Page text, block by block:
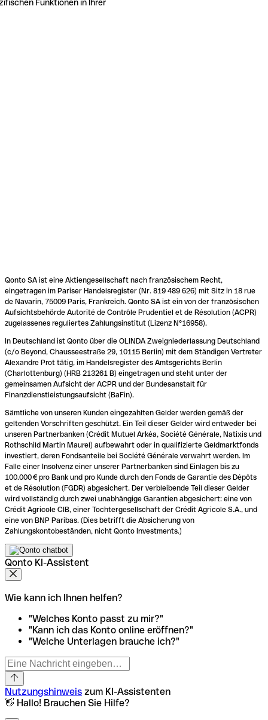
Funktionen in Ihrer
Qonto SA ist eine Aktiengesellschaft nach französischem Recht,
eingetragen im Pariser Handelsregister (Nr. 819 489 626) mit Sitz in 18 rue
de Navarin, 75009 Paris, Frankreich. Qonto SA ist ein von der französischen
Aufsichtsbehörde Autorité de Contrôle Prudentiel et de Résolution (ACPR)
zugelassenes reguliertes Zahlungsinstitut (Lizenz N°16958).
In Deutschland ist Qonto über die OLINDA Zweigniederlassung Deutschland
(c/o Beyond, Chausseestraße 29, 10115 Berlin) mit dem Ständigen Vertreter
Alexandre Prot tätig, im Handelsregister des Amtsgerichts Berlin
(Charlottenburg) (HRB 213261 B) eingetragen und steht unter der
gemeinsamen Aufsicht der ACPR und der Bundesanstalt für
Finanzdienstleistungsaufsicht (BaFin).
Sämtliche von unseren Kunden eingezahlten Gelder werden gemäß der
geltenden Vorschriften geschützt. Ein Teil dieser Gelder wird entweder bei
unseren Partnerbanken (Crédit Mutuel Arkéa, Société Générale, Natixis und
Rothschild Martin Maurel) aufbewahrt oder in qualifizierte Geldmarktfonds
investiert, deren Fondsanteile bei Société Générale verwahrt werden. Im
Falle einer Insolvenz einer unserer Partnerbanken sind Einlagen bis zu
100.000 € pro Bank und pro Kunde durch den Fonds de Garantie des Dépôts
et de Résolution (FGDR) abgesichert. Der verbleibende Teil dieser Gelder
wird vollständig durch zwei unabhängige Garantien abgesichert: eine von
Crédit Agricole CIB, einer Tochtergesellschaft der Crédit Agricole S.A., und
eine von BNP Paribas. (Dies betrifft die Absicherung von
Zahlungskontobeständen, nicht Qonto Investments.)
Qonto KI-Assistent
Wie kann ich Ihnen helfen?
"Welches Konto passt zu mir?"
"Kann ich das Konto online eröffnen?"
"Welche Unterlagen brauche ich?"
Nutzungshinweis zum KI-Assistenten
👋 Hallo! Brauchen Sie Hilfe?